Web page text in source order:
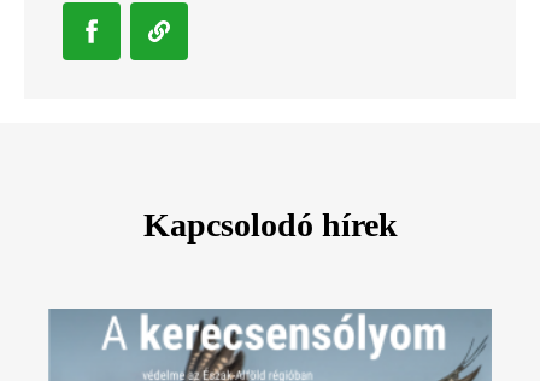
Kapcsolodó hírek